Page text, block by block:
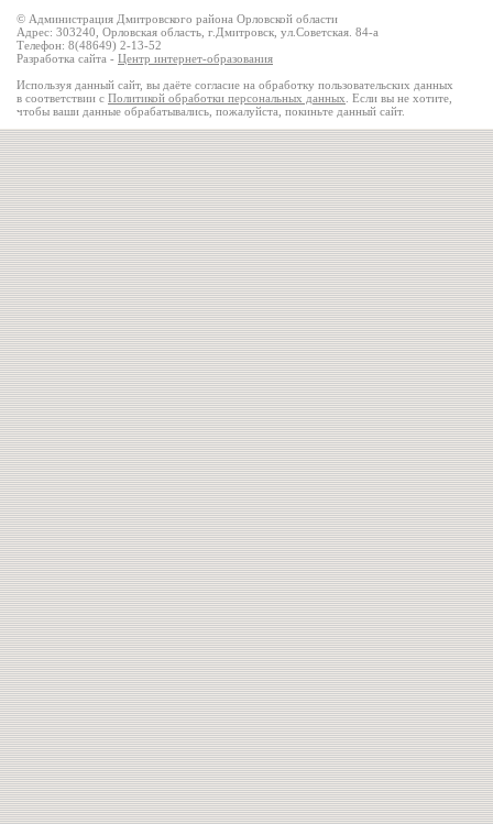
© Администрация Дмитровского района Орловской области
Адрес: 303240, Орловская область, г.Дмитровск, ул.Советская. 84-а
Телефон: 8(48649) 2-13-52
Разработка сайта - Центр интернет-образования
Используя данный сайт, вы даёте согласие на обработку пользовательских данных
в соответствии с Политикой обработки персональных данных . Если вы не хотите,
чтобы ваши данные обрабатывались, пожалуйста, покиньте данный сайт.